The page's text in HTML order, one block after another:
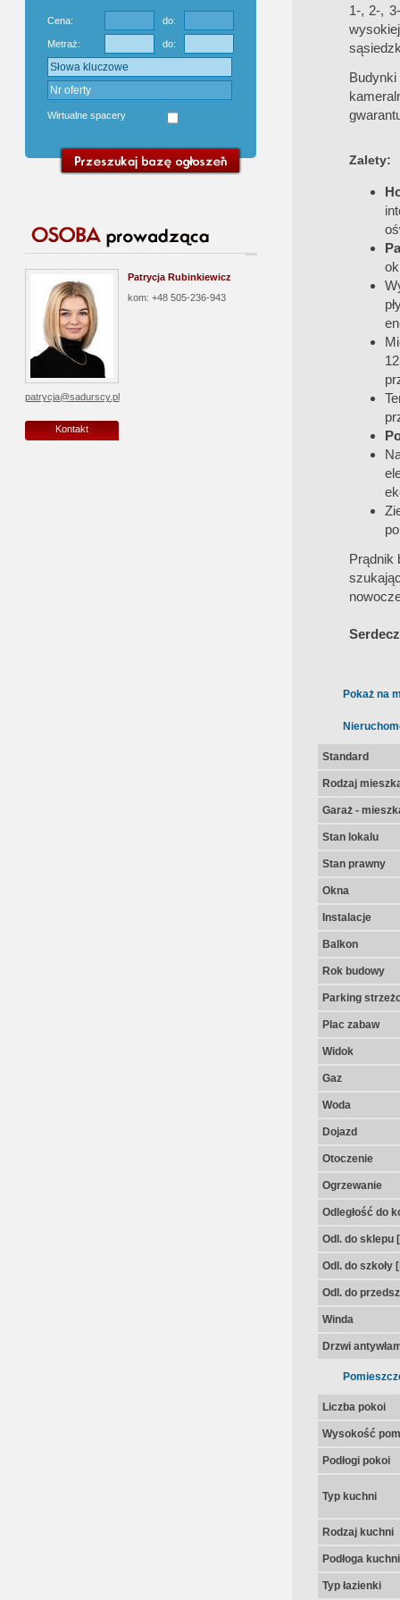
Cena: do:
Metraż: do:
Wirtualne spacery
Patrycja Rubinkiewicz
kom: +48 505-236-943
patrycja@sadurscy.pl
Kontakt
1-, 2-,
Zalety:
Prądnik
Pokaż na
Standard
Rodzaj
Garaż -
Stan lokalu
Stan prawny
Okna
Instalacje
Balkon
Rok budowy
Parking
Plac zabaw
Widok
Gaz
Woda
Dojazd
Otoczenie
Ogrzewanie
Odległość do
Odl. do sklepu
Odl. do szkoły
Odl. do
Winda
Drzwi
Liczba pokoi
Wysokość
Podłogi pokoi
Typ kuchni
Rodzaj kuchni
Podłoga kuchni
Typ łazienki